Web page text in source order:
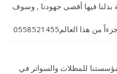
بذلنا فيها أقصى جهودنا , وسوف
العالم0558521455
للمظلات والسواتر في